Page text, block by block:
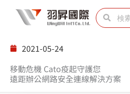
検
索 索
2021-05-24
移動危機 Cato疫起守護您
遠距辦公網路安全連線解決方案